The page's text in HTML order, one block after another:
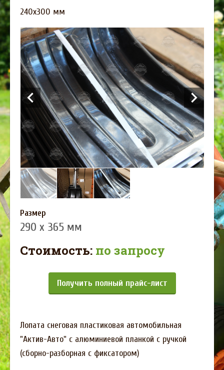
240х300 мм
Размер
290 х 365 мм
Стоимость: по запросу
Получить полный прайс-лист
Лопата снеговая пластиковая автомобильная
"Актив-Авто" с алюминиевой планкой с ручкой
(сборно-разборная с фиксатором)